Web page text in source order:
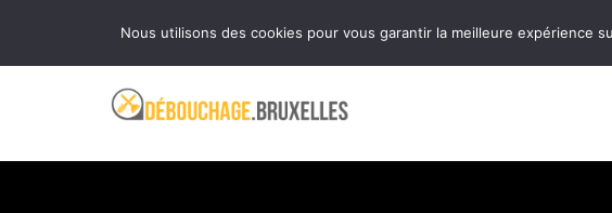
Ouvert 24 heures sur 24 et 7 jours sur 7
Nous utilisons des cookies pour vous garantir la meilleure expérience